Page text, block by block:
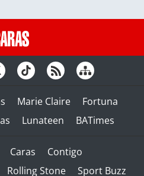
Marie Claire
Fortuna
Lunateen BATimes
Caras
Contigo
Rolling Stone Sport Buzz